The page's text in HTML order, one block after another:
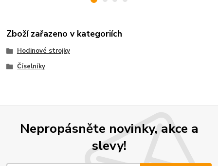
Zboží zařazeno v kategoriích
Hodinové strojky
Číselníky
Nepropásněte novinky, akce a
slevy!